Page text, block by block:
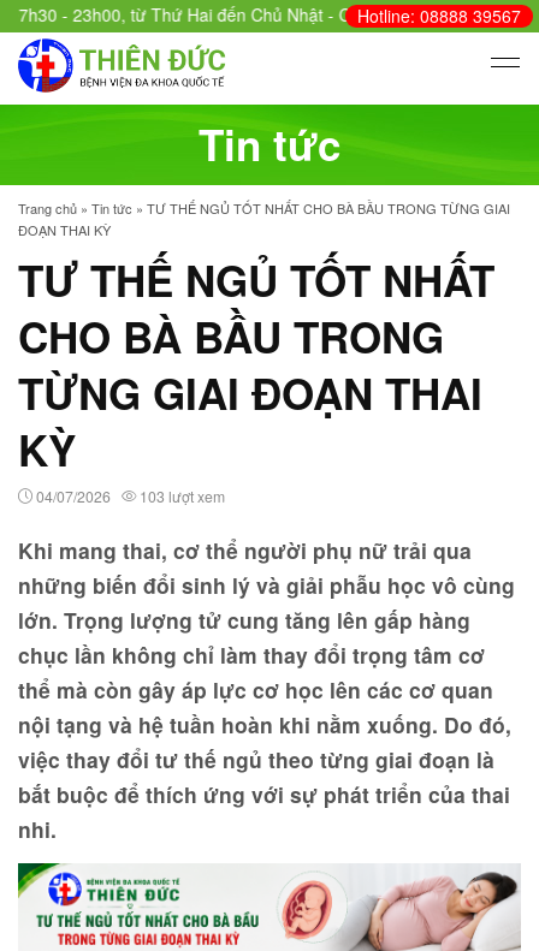
- 23h00, từ Thứ Hai đến Chủ Nhật - Cấp cứu: 24/24.Hotline: 08888 39567
Tin tức
Trang chủ » Tin tức » TƯ THẾ NGỦ TỐT NHẤT CHO BÀ BẦU TRONG TỪNG GIAI
ĐOẠN THAI KỲ
TƯ THẾ NGỦ TỐT NHẤT
CHO BÀ BẦU TRONG
TỪNG GIAI ĐOẠN THAI
KỲ
04/07/2026 103 lượt xem
Khi mang thai, cơ thể người phụ nữ trải qua
những biến đổi sinh lý và giải phẫu học vô cùng
lớn. Trọng lượng tử cung tăng lên gấp hàng
chục lần không chỉ làm thay đổi trọng tâm cơ
thể mà còn gây áp lực cơ học lên các cơ quan
nội tạng và hệ tuần hoàn khi nằm xuống. Do đó,
việc thay đổi tư thế ngủ theo từng giai đoạn là
bắt buộc để thích ứng với sự phát triển của thai
nhi.